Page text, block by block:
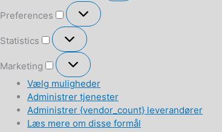
Preferences
Preferences
Statistics
Statistics
Marketing
Marketing
Vælg muligheder
Administrer tjenester
Administrer {vendor_count} leverandører
Læs mere om disse formål